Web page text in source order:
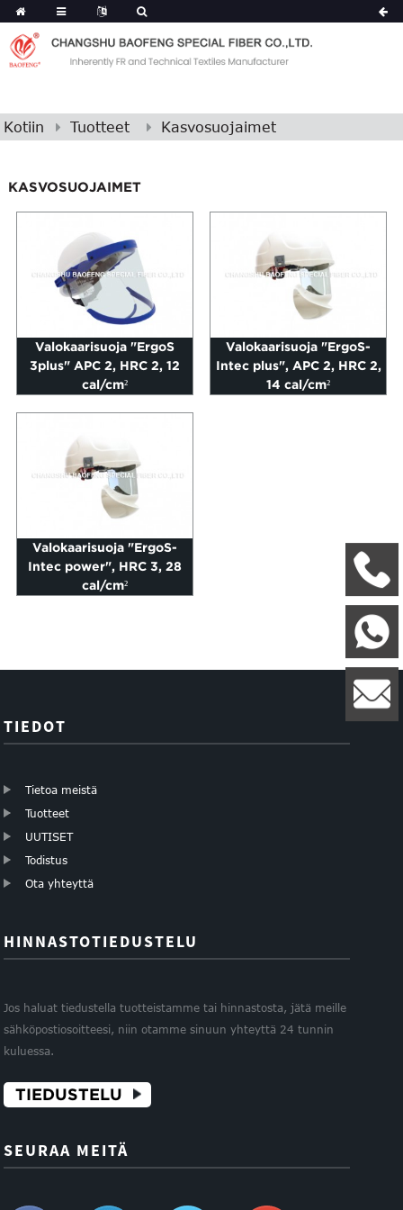
Kotiin Tuotteet Kasvosuojaimet
KASVOSUOJAIMET
Valokaarisuoja "ErgoS
3plus" APC 2, HRC 2, 12
cal/cm²
Valokaarisuoja "ErgoS-
Intec plus", APC 2, HRC 2,
14 cal/cm²
Valokaarisuoja "ErgoS-
Intec power", HRC 3, 28
cal/cm²
TIEDOT
Tietoa meistä
Tuotteet
UUTISET
Todistus
Ota yhteyttä
HINNASTOTIEDUSTELU
Jos haluat tiedustella tuotteistamme tai hinnastosta, jätä meille
sähköpostiosoitteesi, niin otamme sinuun yhteyttä 24 tunnin
kuluessa.
TIEDUSTELU
SEURAA MEITÄ